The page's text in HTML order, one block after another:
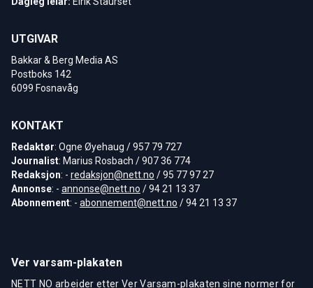
UTGIVAR
Bakkar & Berg Media AS
Postboks 142
6099 Fosnavåg
KONTAKT
Redaktør: Ogne Øyehaug / 957 79 727
Journalist: Marius Rosbach / 907 36 774
Redaksjon: - redaksjon@nett.no / 95 77 97 27
Annonse: - annonse@nett.no / 94 21 13 37
Abonnement: - abonnement@nett.no / 94 21 13 37
Ver varsam-plakaten
NETT NO arbeider etter Ver Varsam-plakaten sine normer for